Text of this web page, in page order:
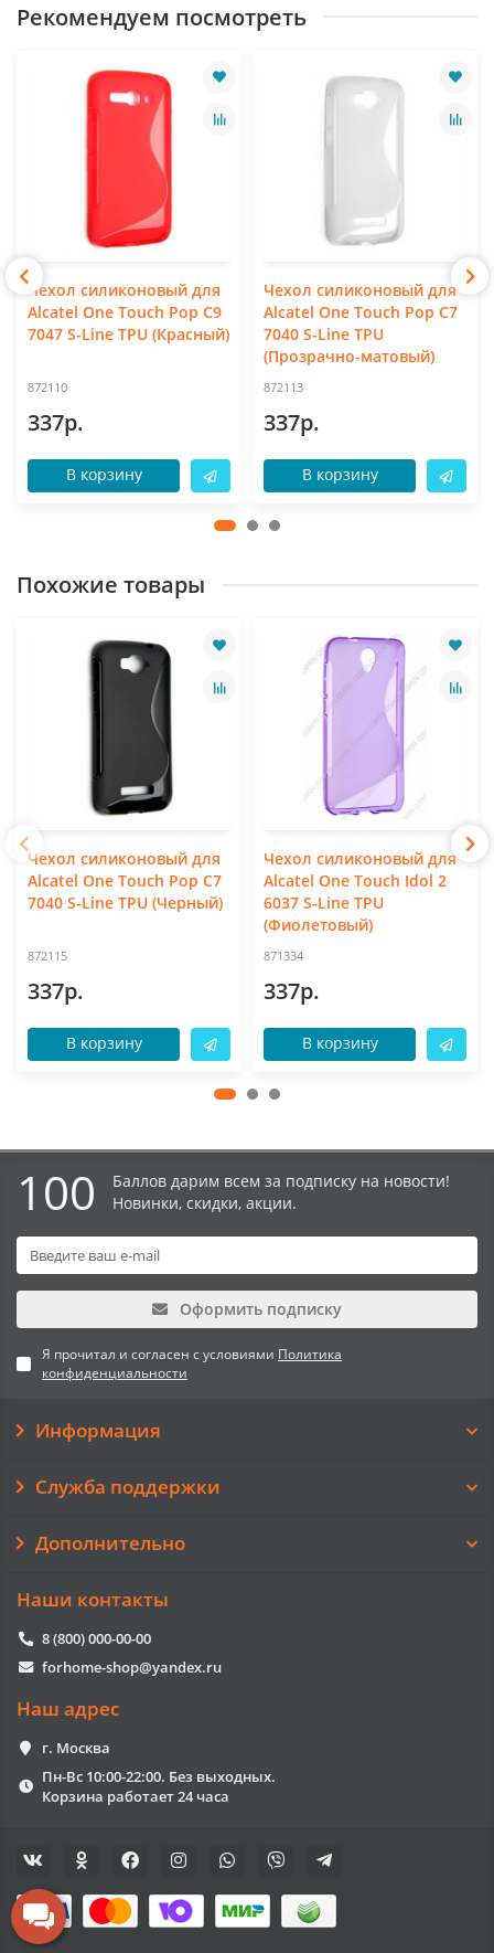
Рекомендуем посмотреть
Чехол силиконовый для
Alcatel One Touch Pop C9
7047 S-Line TPU (Красный)
872110
337р.
В корзину
Чехол силиконовый для
Alcatel One Touch Pop C7
7040 S-Line TPU
(Прозрачно-матовый)
872113
337р.
В корзину
Похожие товары
Чехол силиконовый для
Alcatel One Touch Pop C7
7040 S-Line TPU (Черный)
872115
337р.
В корзину
Чехол силиконовый для
Alcatel One Touch Idol 2
6037 S-Line TPU
(Фиолетовый)
871334
337р.
В корзину
100
Баллов дарим всем за подписку на новости!
Новинки, скидки, акции.
Оформить подписку
Я прочитал и согласен с условиями Политика
конфиденциальности
Информация
Служба поддержки
Дополнительно
Наши контакты
8 (800) 000-00-00
forhome-shop@yandex.ru
Наш адрес
г. Москва
Пн-Вс 10:00-22:00. Без выходных.
Корзина работает 24 часа